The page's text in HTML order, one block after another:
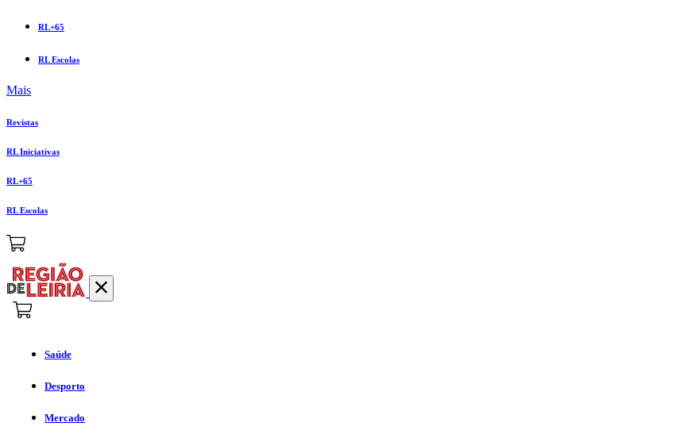
RL+65
RL Escolas
Mais
Revistas
RL Iniciativas
RL+65
RL Escolas
Saúde
Desporto
Mercado